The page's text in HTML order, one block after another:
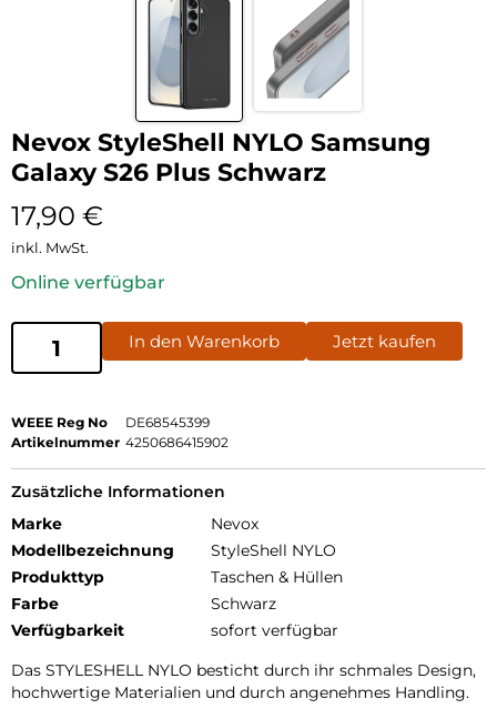
Nevox StyleShell NYLO Samsung
Galaxy S26 Plus Schwarz
17,90 €
inkl. MwSt.
Online verfügbar
In den Warenkorb Jetzt kaufen
WEEE Reg No
DE68545399
Artikelnummer 4250686415902
Zusätzliche Informationen
Marke
Nevox
Modellbezeichnung
StyleShell NYLO
Produkttyp
Taschen & Hüllen
Farbe
Schwarz
Verfügbarkeit
sofort verfügbar
Das STYLESHELL NYLO besticht durch ihr schmales Design,
hochwertige Materialien und durch angenehmes Handling.